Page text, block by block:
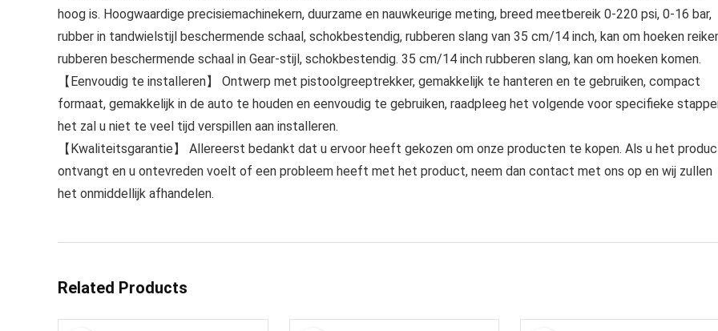
hoog is. Hoogwaardige precisiemachinekern, duurzame en nauwkeurige meting, breed meetbereik 0-220 psi, 0-16 bar,
rubber in tandwielstijl beschermende schaal, schokbestendig, rubberen slang van 35 cm/14 inch, kan om hoeken
rubberen beschermende schaal in Gear-stijl, schokbestendig. 35 cm/14 inch rubberen slang, kan om hoeken komen.
【Eenvoudig te installeren】 Ontwerp met pistoolgreeptrekker, gemakkelijk te hanteren en te gebruiken, compact
formaat, gemakkelijk in de auto te houden en eenvoudig te gebruiken, raadpleeg het volgende voor specifieke
het zal u niet te veel tijd verspillen aan installeren.
【Kwaliteitsgarantie】 Allereerst bedankt dat u ervoor heeft gekozen om onze producten te kopen. Als u het
ontvangt en u ontevreden voelt of een probleem heeft met het product, neem dan contact met ons op en wij zullen
het onmiddellijk afhandelen.
Related Products